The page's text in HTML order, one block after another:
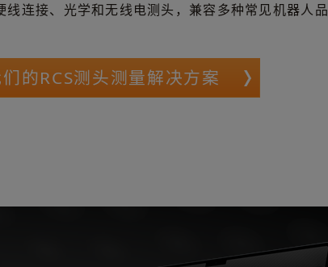
线连接、光学和无线电测头，兼容多种常见机器人品
的RCS测头测量解决方案